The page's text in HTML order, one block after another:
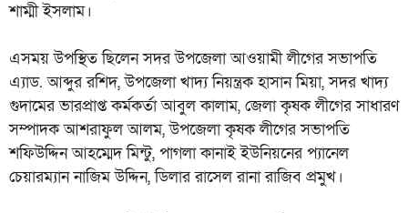
শাম্মী ইসলাম।
এসময় উপস্থিত ছিলেন সদর উপজেলা আওয়ামী লীগের সভাপতি
এ্যাড. আব্দুর রশিদ, উপজেলা খাদ্য নিয়ন্ত্রক হাসান মিয়া, সদর খাদ্য
গুদামের ভারপ্রাপ্ত কর্মকর্তা আবুল কালাম, জেলা কৃষক লীগের সাধারণ
সম্পাদক আশরাফুল আলম, উপজেলা কৃষক লীগের সভাপতি
শফিউদ্দিন আহম্মেদ মিন্টু, পাগলা কানাই ইউনিয়নের প্যানেল
চেয়ারম্যান নাজিম উদ্দিন, ডিলার রাসেল রানা রাজিব প্রমুখ।